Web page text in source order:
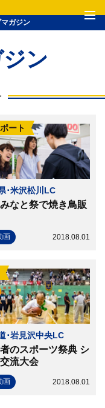
ガジン
ン
ート
･米沢松川LC
なと祭で焼き鳥販
画 2018.08.01
･岩見沢中央LC
のスポーツ祭典 シ
流大会
画 2018.08.01